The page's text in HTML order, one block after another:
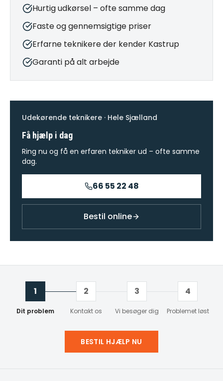
Hurtig udkørsel – ofte samme dag
Faste og gennemsigtige priser
Erfarne teknikere der kender Kastrup
Garanti på alt arbejde
Udekørende teknikere · Hele Sjælland
Få hjælp i dag
Ring nu og få en erfaren tekniker ud – ofte samme
dag.
66 55 22 48
Bestil online
1
Dit problem
2
Kontakt os
3
Vi besøger dig
4
Problemet løst
BESTIL HJÆLP NU